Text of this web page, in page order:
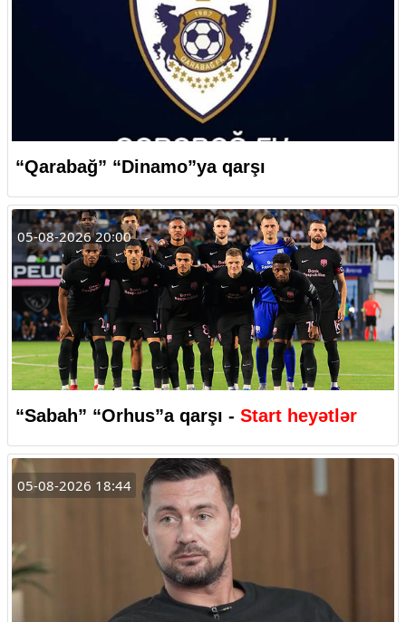
“Qarabağ” “Dinamo”ya qarşı
05-08-2026 20:00
“Sabah” “Orhus”a qarşı - Start heyətlər
05-08-2026 18:44